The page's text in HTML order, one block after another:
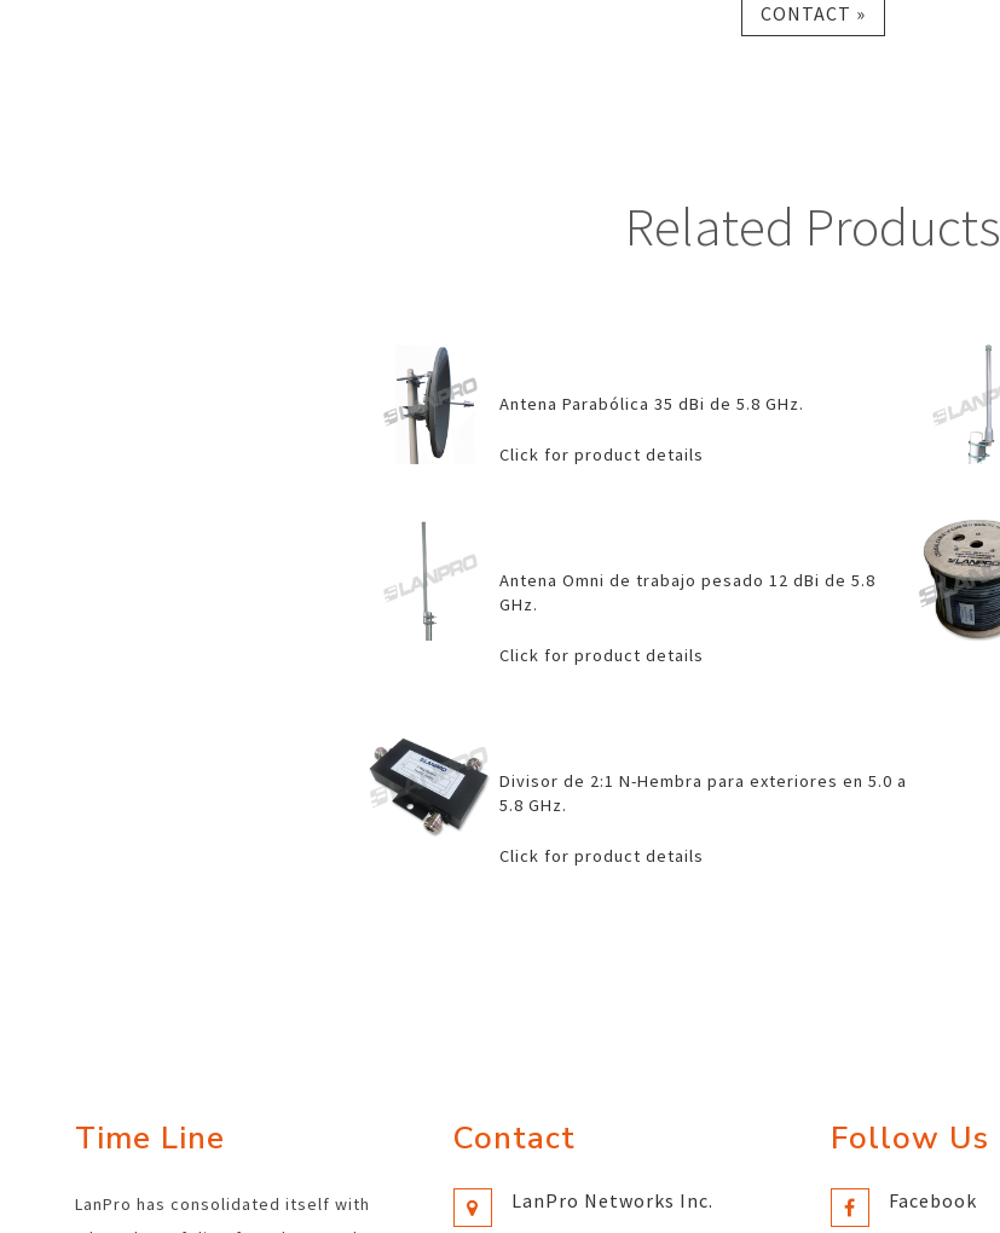
CONTACT »
Related Products
Antena Parabólica 35 dBi de 5.8 GHz.
Click for product details
Antena Omni de trabajo pesado 12 dBi de 5.8
GHz.
Click for product details
Divisor de 2:1 N-Hembra para exteriores en 5.0 a
5.8 GHz.
Click for product details
Time Line
LanPro has consolidated itself with
Contact
LanPro Networks Inc.
Follow Us
Facebook